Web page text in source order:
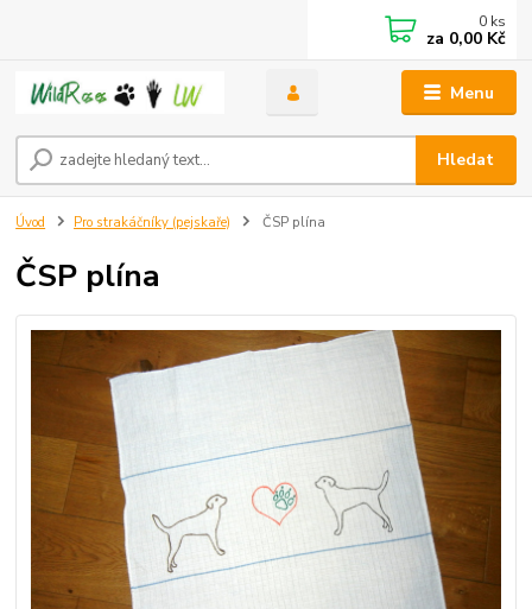
Menu
Hledat
0 ks
za 0,00 Kč
Úvod Pro strakáčníky (pejskaře) ČSP plína
ČSP plína